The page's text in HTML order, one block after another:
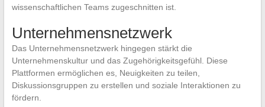
wissenschaftlichen Teams zugeschnitten ist.
Unternehmensnetzwerk
Das Unternehmensnetzwerk hingegen stärkt die
Unternehmenskultur und das Zugehörigkeitsgefühl. Diese
Plattformen ermöglichen es, Neuigkeiten zu teilen,
Diskussionsgruppen zu erstellen und soziale Interaktionen zu
fördern.